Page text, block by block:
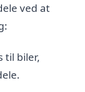
ved at
til biler,